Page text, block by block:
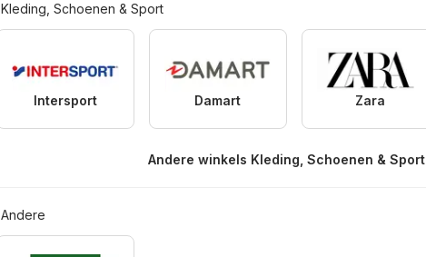
Kleding, Schoenen & Sport
Intersport Damart Zara
Andere winkels Kleding, Schoenen & Sport
Andere